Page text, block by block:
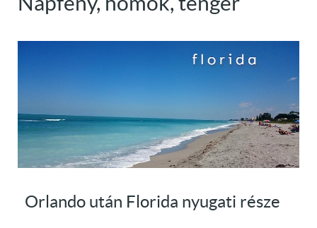
Orlando után Florida nyugati része